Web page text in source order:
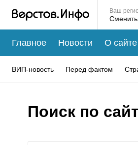
Ваш
Главное Новости О сайте
ВИП-новость Перед фактом
Поиск по